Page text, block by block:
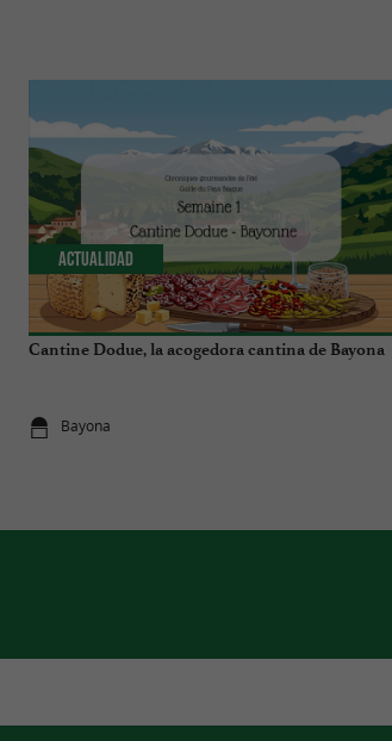
Cantine Dodue, la acogedora cantina de Bayona
Bayona
Actualidad